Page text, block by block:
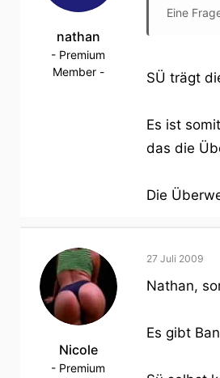
nathan
- Premium
Member -
Eine
SÜ trägt
Es ist
das die
Die
Nicole
- Premium
27 Juli 2009
Nathan,
Es gibt